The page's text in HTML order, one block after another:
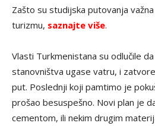
Zašto su studijska putovanja
turizmu, saznajte više.
Vlasti Turkmenistana su odlučile
stanovništva ugase vatru, i
put. Poslednji koji pamtimo je
prošao besuspešno. Novi plan je
cementom, ili nekim drugim